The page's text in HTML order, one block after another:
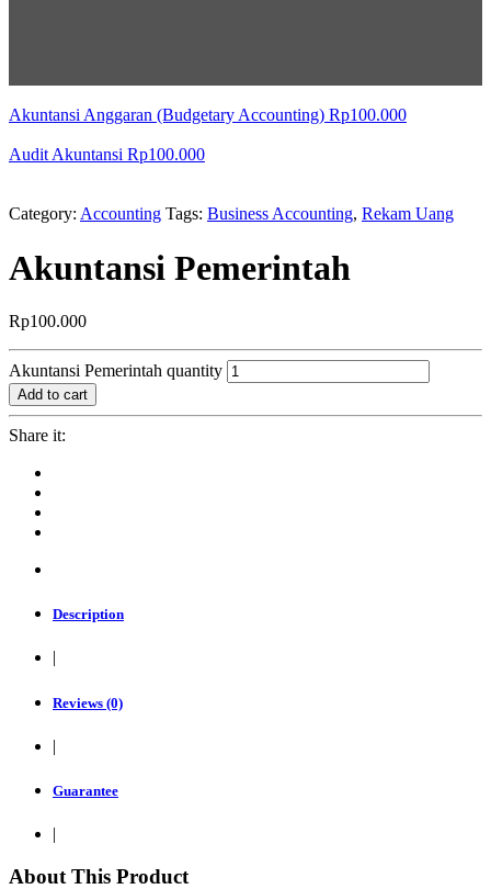
Akuntansi Anggaran (Budgetary Accounting) Rp100.000
Audit Akuntansi Rp100.000
Category: Accounting Tags: Business Accounting, Rekam Uang
Akuntansi Pemerintah
Rp100.000
Akuntansi Pemerintah quantity
Add to cart
Share it:
Description
Reviews (0)
|
Guarantee
|
About This Product